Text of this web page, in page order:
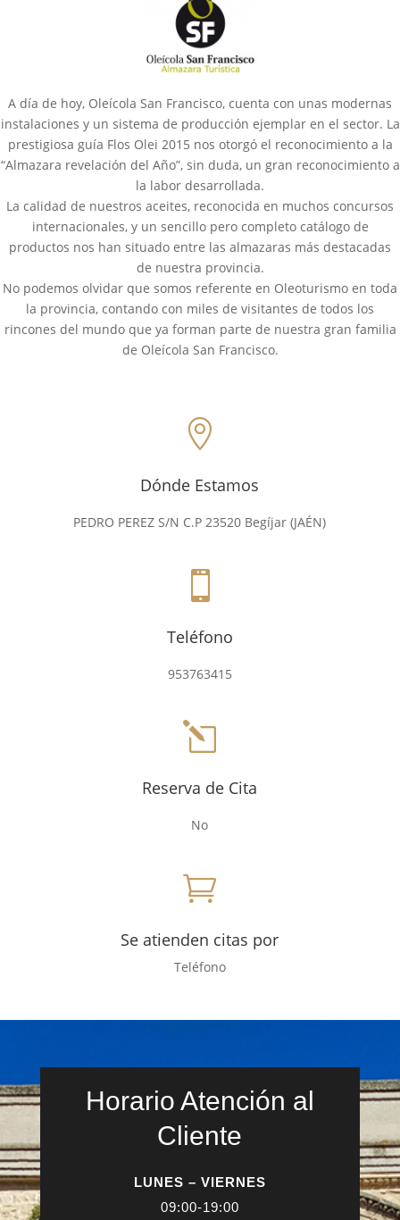
A día de hoy, Oleícola San Francisco, cuenta con unas modernas
instalaciones y un sistema de producción ejemplar en el sector. La
prestigiosa guía Flos Olei 2015 nos otorgó el reconocimiento a la
“Almazara revelación del Año”, sin duda, un gran reconocimiento a
la labor desarrollada.
La calidad de nuestros aceites, reconocida en muchos concursos
internacionales, y un sencillo pero completo catálogo de
productos nos han situado entre las almazaras más destacadas
de nuestra provincia.
No podemos olvidar que somos referente en Oleoturismo en toda
la provincia, contando con miles de visitantes de todos los
rincones del mundo que ya forman parte de nuestra gran familia
de Oleícola San Francisco.

Dónde Estamos
PEDRO PEREZ S/N C.P 23520 Begíjar (JAÉN)

Teléfono
953763415
l
Reserva de Cita
No

Se atienden citas por
Teléfono
Horario Atención al
Cliente
LUNES – VIERNES
09:00-19:00